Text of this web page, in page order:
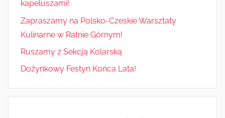
kapeluszami!
Zapraszamy na Polsko-Czeskie Warsztaty
Kulinarne w Ratnie Górnym!
Ruszamy z Sekcją Kolarską
Dożynkowy Festyn Końca Lata!